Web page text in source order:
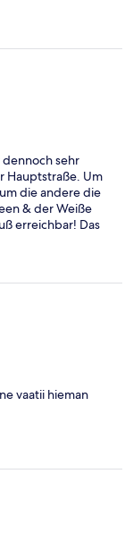
dennoch sehr
Hauptstraße. Um
die andere die
& der Weiße
erreichbar! Das
sehr gerne
vaatii hieman